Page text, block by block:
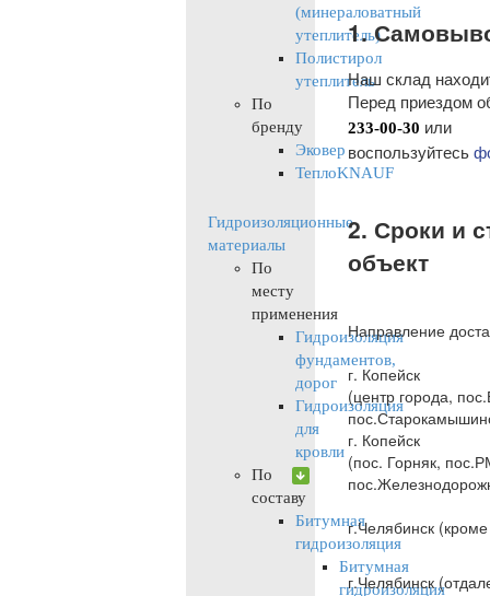
(минераловатный
утеплитель)
Полистирол
утеплитель
По
бренду
Эковер
ТеплоKNAUF
Гидроизоляционные
материалы
По
месту
применения
Гидроизоляция
фундаментов,
дорог
Гидроизоляция
для
кровли
По
составу
Битумная
гидроизоляция
Битумная
гидроизоляция
1.
Наш склад
Перед приездом
233-00-30 или
воспользуйтесь
2. Сроки и
объект
Направление
г. Копейск
(центр города,
г. Копейск
(пос. Горняк,
г.Челябинск
г.Челябинск